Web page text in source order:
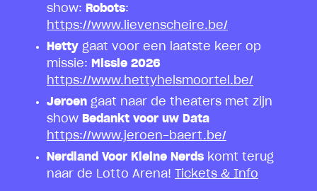
show: Robots:
https://www.lievenscheire.be/
Hetty gaat voor een laatste keer op
missie: Missie 2026
https://www.hettyhelsmoortel.be/
Jeroen gaat naar de theaters met zijn
show Bedankt voor uw Data
https://www.jeroen-baert.be/
Nerdland Voor Kleine Nerds komt terug
naar de Lotto Arena! Tickets & Info